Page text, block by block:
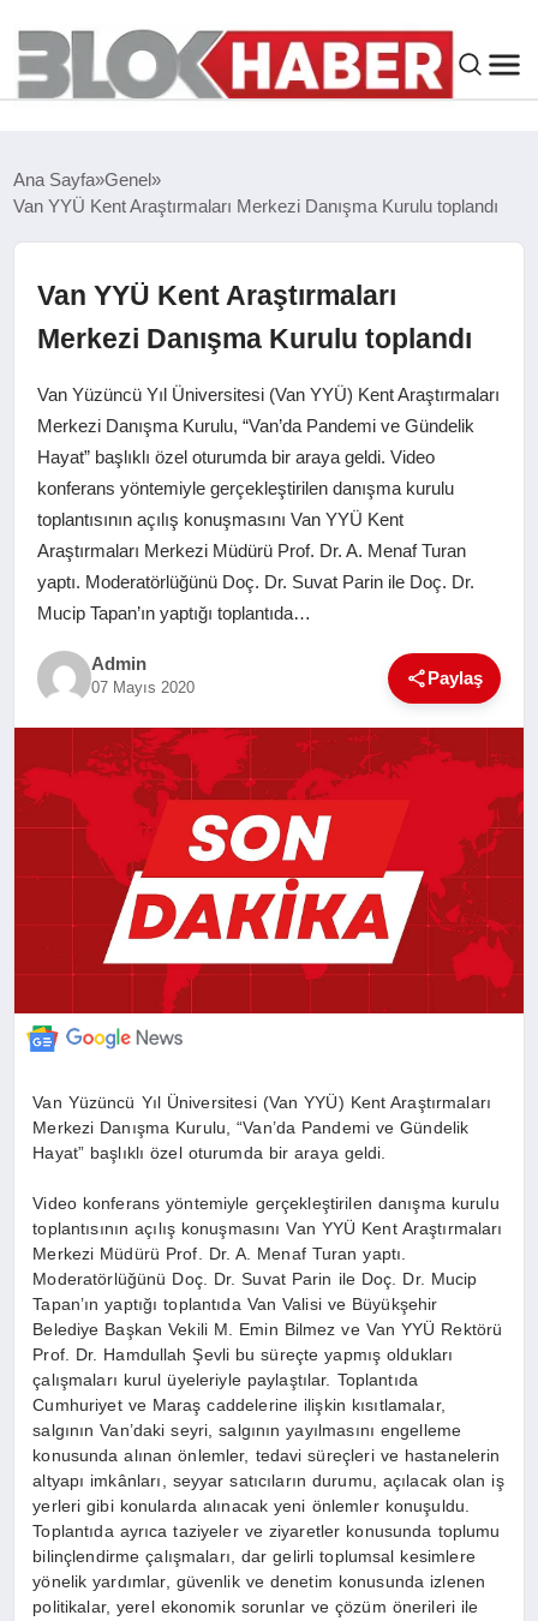
SIYASET
ÇEVRE
SPOR
EKONOMI
SAĞLIK
SANAT
Ana Sayfa Genel
Van YYÜ Kent Araştırmaları Merkezi Danışma Kurulu toplandı
Van YYÜ Kent Araştırmaları
Merkezi Danışma Kurulu toplandı
Van Yüzüncü Yıl Üniversitesi (Van YYÜ) Kent Araştırmaları
Merkezi Danışma Kurulu, “Van’da Pandemi ve Gündelik
Hayat” başlıklı özel oturumda bir araya geldi. Video
konferans yöntemiyle gerçekleştirilen danışma kurulu
toplantısının açılış konuşmasını Van YYÜ Kent
Araştırmaları Merkezi Müdürü Prof. Dr. A. Menaf Turan
yaptı. Moderatörlüğünü Doç. Dr. Suvat Parin ile Doç. Dr.
Mucip Tapan’ın yaptığı toplantıda…
Admin
07 Mayıs 2020 Paylaş
Van Yüzüncü Yıl Üniversitesi (Van YYÜ) Kent Araştırmaları
Merkezi Danışma Kurulu, “Van’da Pandemi ve Gündelik
Hayat” başlıklı özel oturumda bir araya geldi.
Video konferans yöntemiyle gerçekleştirilen danışma kurulu
toplantısının açılış konuşmasını Van YYÜ Kent Araştırmaları
Merkezi Müdürü Prof. Dr. A. Menaf Turan yaptı.
Moderatörlüğünü Doç. Dr. Suvat Parin ile Doç. Dr. Mucip
Tapan’ın yaptığı toplantıda Van Valisi ve Büyükşehir
Belediye Başkan Vekili M. Emin Bilmez ve Van YYÜ Rektörü
Prof. Dr. Hamdullah Şevli bu süreçte yapmış oldukları
çalışmaları kurul üyeleriyle paylaştılar. Toplantıda
Cumhuriyet ve Maraş caddelerine ilişkin kısıtlamalar,
salgının Van’daki seyri, salgının yayılmasını engelleme
konusunda alınan önlemler, tedavi süreçleri ve hastanelerin
altyapı imkânları, seyyar satıcıların durumu, açılacak olan iş
yerleri gibi konularda alınacak yeni önlemler konuşuldu.
Toplantıda ayrıca taziyeler ve ziyaretler konusunda toplumu
bilinçlendirme çalışmaları, dar gelirli toplumsal kesimlere
yönelik yardımlar, güvenlik ve denetim konusunda izlenen
politikalar, yerel ekonomik sorunlar ve çözüm önerileri ile